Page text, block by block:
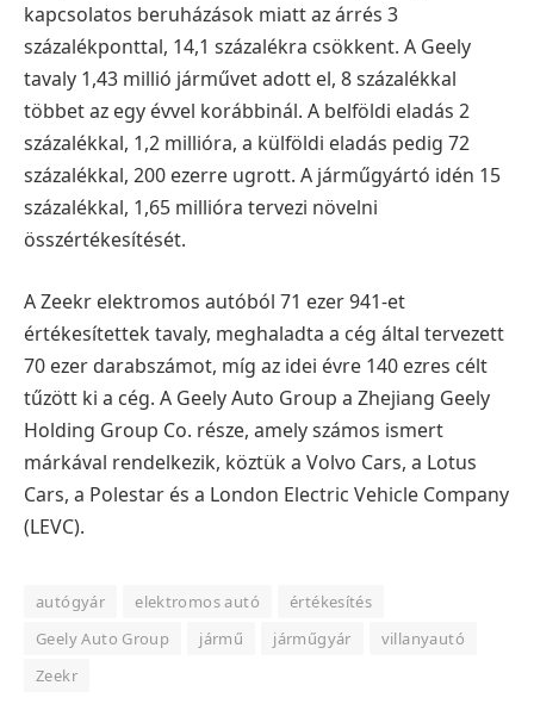
kapcsolatos beruházások miatt az árrés 3
százalékponttal, 14,1 százalékra csökkent. A Geely
tavaly 1,43 millió járművet adott el, 8 százalékkal
többet az egy évvel korábbinál. A belföldi eladás 2
százalékkal, 1,2 millióra, a külföldi eladás pedig 72
százalékkal, 200 ezerre ugrott. A járműgyártó idén 15
százalékkal, 1,65 millióra tervezi növelni
összértékesítését.
A Zeekr elektromos autóból 71 ezer 941-et
értékesítettek tavaly, meghaladta a cég által tervezett
70 ezer darabszámot, míg az idei évre 140 ezres célt
tűzött ki a cég. A Geely Auto Group a Zhejiang Geely
Holding Group Co. része, amely számos ismert
márkával rendelkezik, köztük a Volvo Cars, a Lotus
Cars, a Polestar és a London Electric Vehicle Company
(LEVC).
autógyár elektromos autó
értékesítés
Geely Auto Group
jármű járműgyár
villanyautó
Zeekr